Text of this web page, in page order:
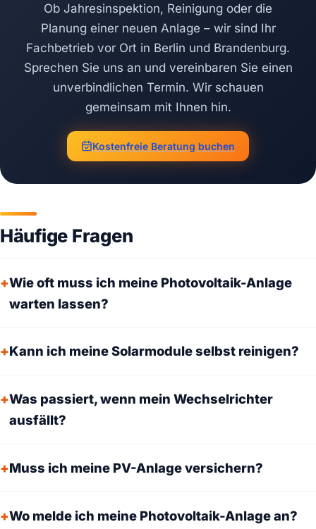
Ob Jahresinspektion, Reinigung oder die
Planung einer neuen Anlage – wir sind Ihr
Fachbetrieb vor Ort in Berlin und Brandenburg.
Sprechen Sie uns an und vereinbaren Sie einen
unverbindlichen Termin. Wir schauen
gemeinsam mit Ihnen hin.
Kostenfreie Beratung buchen
Häufige Fragen
Wie oft muss ich meine Photovoltaik-Anlage
warten lassen?
Kann ich meine Solarmodule selbst reinigen?
Was passiert, wenn mein Wechselrichter
ausfällt?
Muss ich meine PV-Anlage versichern?
Wo melde ich meine Photovoltaik-Anlage an?